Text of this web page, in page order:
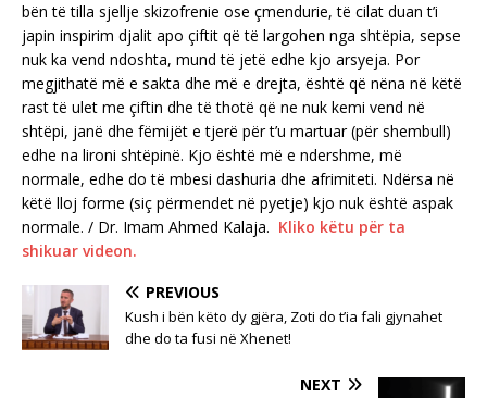
bën të tilla sjellje skizofrenie ose çmendurie, të cilat duan t’i
japin inspirim djalit apo çiftit që të largohen nga shtëpia, sepse
nuk ka vend ndoshta, mund të jetë edhe kjo arsyeja. Por
megjithatë më e sakta dhe më e drejta, është që nëna në këtë
rast të ulet me çiftin dhe të thotë që ne nuk kemi vend në
shtëpi, janë dhe fëmijët e tjerë për t’u martuar (për shembull)
edhe na lironi shtëpinë. Kjo është më e ndershme, më
normale, edhe do të mbesi dashuria dhe afrimiteti. Ndërsa në
këtë lloj forme (siç përmendet në pyetje) kjo nuk është aspak
normale. / Dr. Imam Ahmed Kalaja. Kliko këtu për ta
shikuar videon.
PREVIOUS
Kush i bën këto dy gjëra, Zoti do t’ia fali gjynahet
dhe do ta fusi në Xhenet!
NEXT